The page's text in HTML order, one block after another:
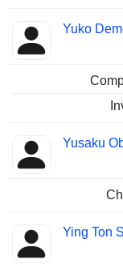
Yuko
Yusaku
Ying Ton